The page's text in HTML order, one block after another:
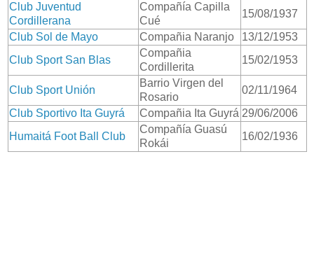
Club Juventud
Cordillerana
Compañía Capilla
Cué
15/08/1937
Club Sol de Mayo
Compañia Naranjo
13/12/1953
Club Sport San Blas
Compañia
Cordillerita
15/02/1953
Club Sport Unión
Barrio Virgen del
Rosario
02/11/1964
Club Sportivo Ita Guyrá
Compañia Ita Guyrá 29/06/2006
Humaitá Foot Ball Club
Compañía Guasú
Rokái
16/02/1936